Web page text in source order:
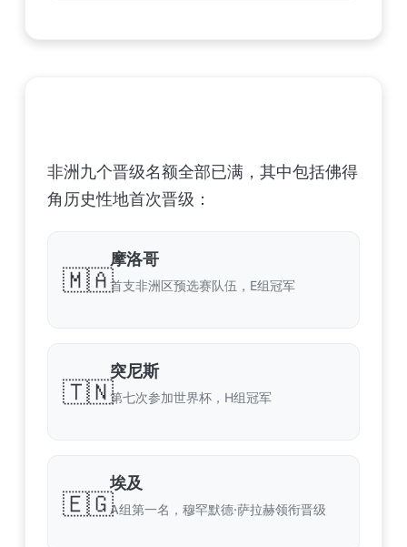
非洲九个晋级名额全部已满，其中包括佛得
角历史性地首次晋级：
🇲🇦
摩洛哥
首支非洲区预选赛队伍，E组冠军
🇹🇳
突尼斯
第七次参加世界杯，H组冠军
🇪🇬
埃及
A组第一名，穆罕默德·萨拉赫领衔晋级